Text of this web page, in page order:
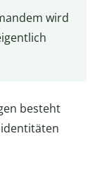
wird
besteht